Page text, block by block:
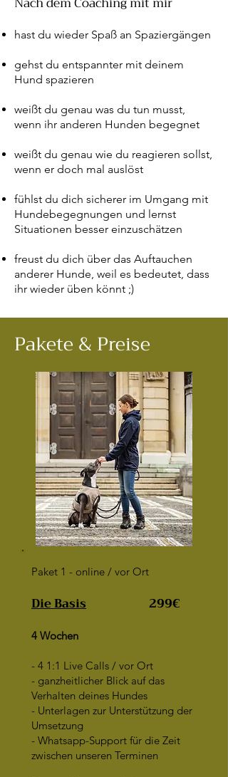
hast du wieder Spaß an Spaziergängen
gehst du entspannter mit deinem
Hund spazieren
weißt du genau was du tun musst,
wenn ihr anderen Hunden begegnet
weißt du genau wie du reagieren sollst,
wenn er doch mal auslöst
fühlst du dich sicherer im Umgang mit
Hundebegegnungen und lernst
Situationen besser einzuschätzen
freust du dich über das Auftauchen
anderer Hunde, weil es bedeutet, dass
ihr wieder üben könnt ;)
Pakete & Preise
Paket 1 - online / vor Ort
Die Basis 299€
4 Wochen
- 4 1:1 Live Calls / vor Ort
- ganzheitlicher Blick auf das
Verhalten deines Hundes
- Unterlagen zur Unterstützung der
Umsetzung
- Whatsapp-Support für die Zeit
zwischen unseren Terminen